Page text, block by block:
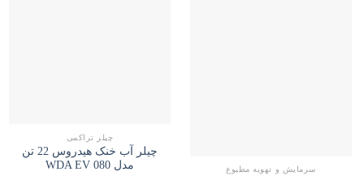
سرمایش و تهویه مطبوع
چیلر تراکمی
چیلر آب خنک هیدروس 22 تن
مدل WDA EV 080